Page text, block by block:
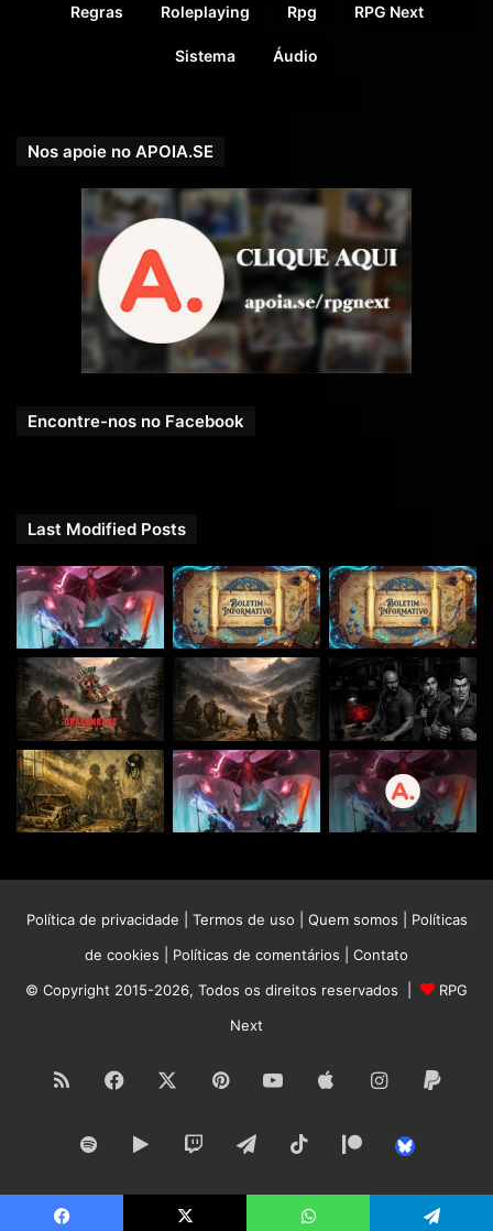
Boletim Informativo RPG Next
https://bit.ly/boletim-informativo-rpg-next
Venha trocar ideias, compartilhar suas aventuras e se
conectar com outros jogadores apaixonados por RPG.
https://t.me/RpgNextOficial
.
Regras Roleplaying Rpg RPG Next
Sistema Áudio
Nos apoie no APOIA.SE
Encontre-nos no Facebook
Last Modified Posts
Política de privacidade Termos de uso Quem somos
Políticas
de cookies
Políticas de comentários
Contato
© Copyright 2015-2026, Todos os direitos reservados |
RPG
Next
RSS Facebook PinterestYouTubeAppleInstagram
SpotifyGoogle
Play
TwitchTelegramTikTokPatreon